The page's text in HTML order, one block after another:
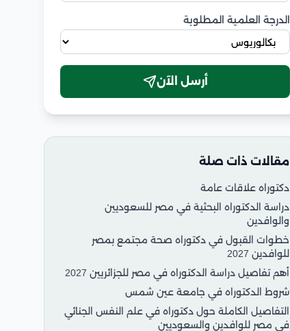
الدرجة العلمية المطلوبة
أرسل الآن
مقالات ذات صلة
دكتوراه علاقات عامة
دراسة الدكتوراه البحثية في مصر للسعوديين
والوافدين
خطوات القبول في دكتوراه صحة مجتمع بمصر
للوافدين 2027
أهم تفاصيل دراسة الدكتوراه في مصر للجزائريين 2027
شروط الدكتوراه في جامعة عين شمس
التفاصيل الكاملة حول دكتوراه في علم النفس الجنائي
في مصر للوافدين والسعوديين